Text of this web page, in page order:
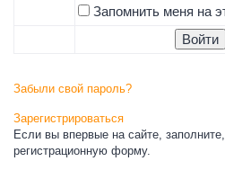
Запомнить меня на
Забыли свой пароль?
Зарегистрироваться
Если вы впервые на сайте,
регистрационную форму.